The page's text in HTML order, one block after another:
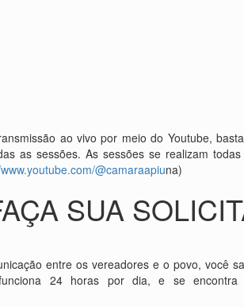
ao vivo por meio do Youtube,
as sessões. As sessões se realizam
@camaraapiuna)
SUA
entre os vereadores e o povo, você
24 horas por dia, e se